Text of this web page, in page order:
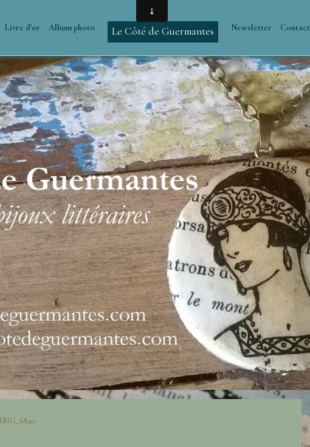
Livre d'or Album photo Le Côté de Guermantes Newsletter Contact
IMG_6840